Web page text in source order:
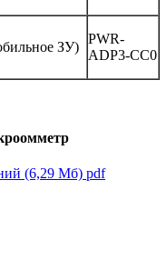
ЗУ)
PWR-
ADP3-CC0
(6,29 Мб) pdf